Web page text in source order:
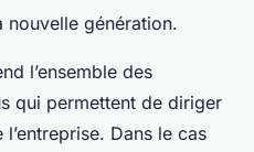
nouvelle génération.
l’ensemble des
qui permettent de diriger
Dans le cas